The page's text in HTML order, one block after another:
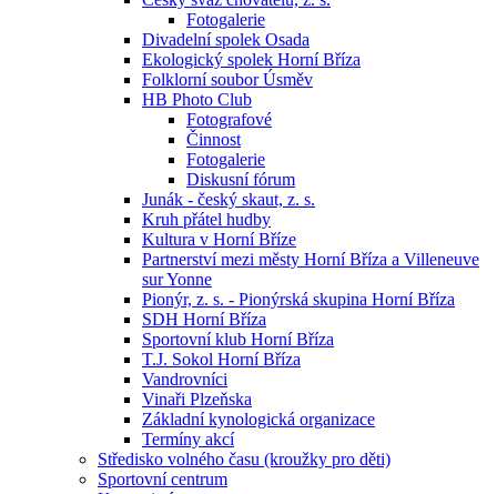
Fotogalerie
Divadelní spolek Osada
Ekologický spolek Horní Bříza
Folklorní soubor Úsměv
HB Photo Club
Fotografové
Činnost
Fotogalerie
Diskusní fórum
Junák - český skaut, z. s.
Kruh přátel hudby
Kultura v Horní Bříze
Partnerství mezi městy Horní Bříza a Villeneuve
sur Yonne
Pionýr, z. s. - Pionýrská skupina Horní Bříza
SDH Horní Bříza
Sportovní klub Horní Bříza
T.J. Sokol Horní Bříza
Vandrovníci
Vinaři Plzeňska
Základní kynologická organizace
Termíny akcí
Středisko volného času (kroužky pro děti)
Sportovní centrum